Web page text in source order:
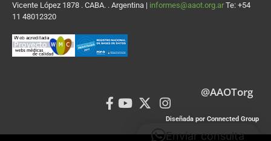
Vicente López 1878 . CABA. . Argentina | informes@aaot.org.ar Te: +54
11 48012320
@AAOTorg
Diseñada por Connected Group
Enviar consulta